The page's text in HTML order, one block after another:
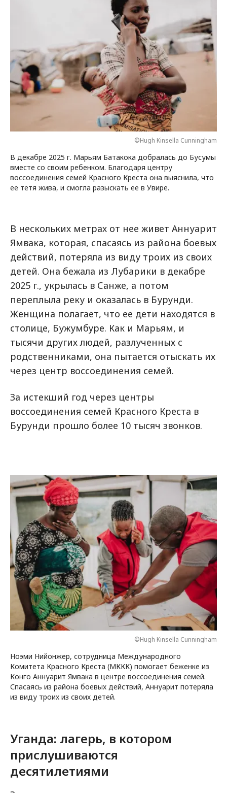
©Hugh Kinsella Cunningham
В декабре 2025 г. Марьям Батакока добралась до Бусумы
вместе со своим ребенком. Благодаря центру
воссоединения семей Красного Креста она выяснила, что
ее тетя жива, и смогла разыскать ее в Увире.
В нескольких метрах от нее живет Аннуарит
Ямвака, которая, спасаясь из района боевых
действий, потеряла из виду троих из своих
детей. Она бежала из Лубарики в декабре
2025 г., укрылась в Санже, а потом
переплыла реку и оказалась в Бурунди.
Женщина полагает, что ее дети находятся в
столице, Бужумбуре. Как и Марьям, и
тысячи других людей, разлученных с
родственниками, она пытается отыскать их
через центр воссоединения семей.
За истекший год через центры
воссоединения семей Красного Креста в
Бурунди прошло более 10 тысяч звонков.
©Hugh Kinsella Cunningham
Ноэми Нийонжер, сотрудница Международного
Комитета Красного Креста (МККК) помогает беженке из
Конго Аннуарит Ямвака в центре воссоединения семей.
Спасаясь из района боевых действий, Аннуарит потеряла
из виду троих из своих детей.
Уганда: лагерь, в котором
прислушиваются
десятилетиями